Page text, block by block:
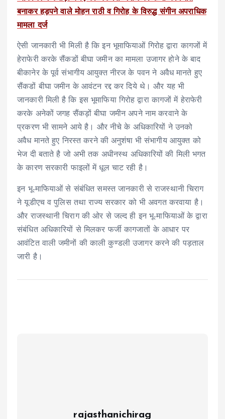
बनाकर हड़पने वाले मोहन राठी व गिरोह के विरुद्ध संगीन अपराधिक
मामला दर्ज
ऐसी जानकारी भी मिली है कि इन भूमाफियाओं गिरोह द्वारा कागजों में
हेराफेरी करके सैंकडों बीघा जमीन का मामला उजागर होने के बाद
बीकानेर के पूर्व संभागीय आयुक्त नीरज के पवन ने अवैध मानते हुए
सैंकडों बीघा जमीन के आवंटन रद्द कर दिये थे। और यह भी
जानकारी मिली है कि इस भूमाफिया गिरोह द्वारा कागजों में हेराफेरी
करके अनेकों जगह सैंकड़ों बीघा जमीन अपने नाम करवाने के
प्रकरण भी सामने आये है। और नीचे के अधिकारियों ने उनको
अवैध मानते हुए निरस्त करने की अनुशंषा भी संभागीय आयुक्त को
भेज दी बताते है जो अभी तक अधीनस्थ अधिकारियों की मिली भगत
के कारण सरकारी फाइलों में धूल चाट रही है।
इन भू-माफियाओं से संबंधित समस्त जानकारी से राजस्थानी चिराग
ने यूडीएच व पुलिस तथा राज्य सरकार को भी अवगत करवाया है।
और राजस्थानी चिराग की ओर से जल्द ही इन भू-माफियाओं के द्वारा
संबंधित अधिकारियों से मिलकर फर्जी कागजातों के आधार पर
आवंटित वाली जमीनों की काली कुण्डली उजागर करने की पड़ताल
जारी है।
rajasthanichirag